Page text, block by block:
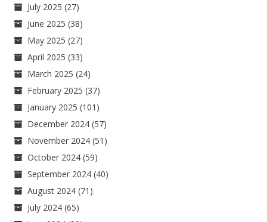
July 2025 (27)
June 2025 (38)
May 2025 (27)
April 2025 (33)
March 2025 (24)
February 2025 (37)
January 2025 (101)
December 2024 (57)
November 2024 (51)
October 2024 (59)
September 2024 (40)
August 2024 (71)
July 2024 (65)